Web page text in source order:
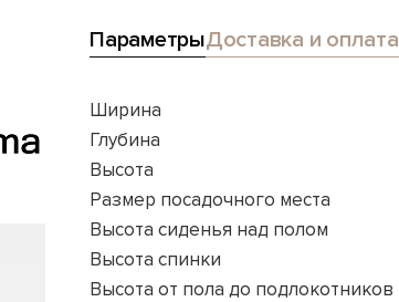
ПараметрыДоставка и оплата
Ширина
Глубина
Высота
Размер посадочного места
Высота сиденья над полом
Высота спинки
Высота от пола до подлокотников